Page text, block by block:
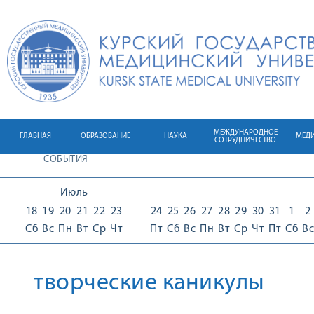
ГЛАВНАЯ ОБРАЗОВАНИЕ НАУКА
МЕЖДУНАРОДНОЕ
СОТРУДНИЧЕСТВО
СОБЫТИЯ
Июль
18
Сб
19
Вс
20
Пн
21
Вт
22
Ср
23
Чт
24
Пт
25
Сб
26
Вс
27
Пн
28
Вт
29
Ср
30
Чт
31
Пт
1
Сб
2
Вс
творческие каникулы